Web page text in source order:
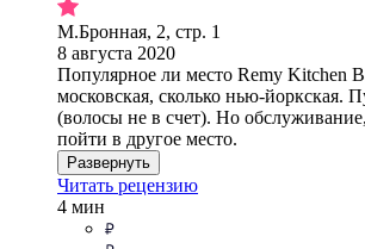
М.Бронная, 2, стр. 1
8 августа 2020
Популярное ли место Remy Kitchen
московская, сколько нью-йоркская.
(волосы не в счет). Но
пойти в другое место.
Развернуть
Читать рецензию
4 мин